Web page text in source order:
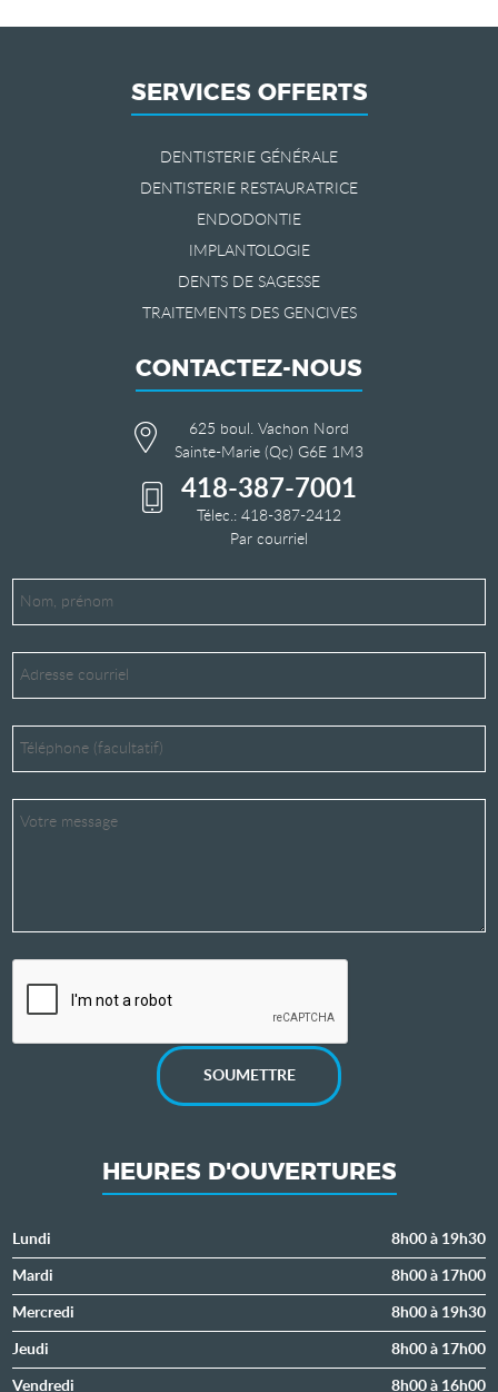
SERVICES OFFERTS
DENTISTERIE GÉNÉRALE
DENTISTERIE RESTAURATRICE
ENDODONTIE
IMPLANTOLOGIE
DENTS DE SAGESSE
TRAITEMENTS DES GENCIVES
CONTACTEZ-NOUS
625 boul. Vachon Nord
Sainte-Marie (Qc) G6E 1M3
418-387-7001
Télec.: 418-387-2412
Par courriel
SOUMETTRE
HEURES D'OUVERTURES
Lundi 8h00 à 19h30
Mardi 8h00 à 17h00
Mercredi 8h00 à 19h30
Jeudi 8h00 à 17h00
Vendredi 8h00 à 16h00